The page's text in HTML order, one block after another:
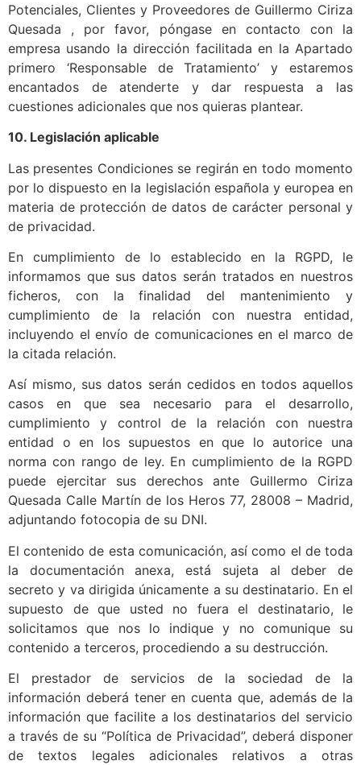
Potenciales, Clientes y Proveedores de Guillermo Ciriza
Quesada , por favor, póngase en contacto con la
empresa usando la dirección facilitada en la Apartado
primero ‘Responsable de Tratamiento’ y estaremos
encantados de atenderte y dar respuesta a las
cuestiones adicionales que nos quieras plantear.
10. Legislación aplicable
Las presentes Condiciones se regirán en todo momento
por lo dispuesto en la legislación española y europea en
materia de protección de datos de carácter personal y
de privacidad.
En cumplimiento de lo establecido en la RGPD, le
informamos que sus datos serán tratados en nuestros
ficheros, con la finalidad del mantenimiento y
cumplimiento de la relación con nuestra entidad,
incluyendo el envío de comunicaciones en el marco de
la citada relación.
Así mismo, sus datos serán cedidos en todos aquellos
casos en que sea necesario para el desarrollo,
cumplimiento y control de la relación con nuestra
entidad o en los supuestos en que lo autorice una
norma con rango de ley. En cumplimiento de la RGPD
puede ejercitar sus derechos ante Guillermo Ciriza
Quesada Calle Martín de los Heros 77, 28008 – Madrid,
adjuntando fotocopia de su DNI.
El contenido de esta comunicación, así como el de toda
la documentación anexa, está sujeta al deber de
secreto y va dirigida únicamente a su destinatario. En el
supuesto de que usted no fuera el destinatario, le
solicitamos que nos lo indique y no comunique su
contenido a terceros, procediendo a su destrucción.
El prestador de servicios de la sociedad de la
información deberá tener en cuenta que, además de la
información que facilite a los destinatarios del servicio
a través de su “Política de Privacidad”, deberá disponer
de textos legales adicionales relativos a otras